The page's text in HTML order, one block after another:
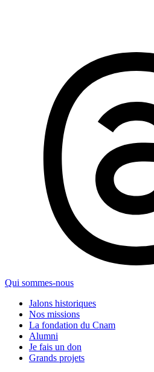
Qui sommes-nous
Jalons historiques
Nos missions
La fondation du Cnam
Alumni
Je fais un don
Grands projets